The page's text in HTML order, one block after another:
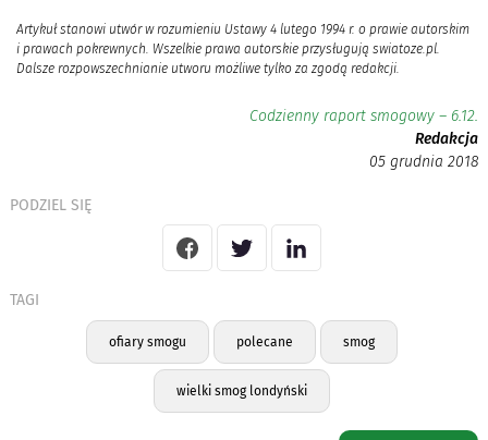
Artykuł stanowi utwór w rozumieniu Ustawy 4 lutego 1994 r. o prawie autorskim
i prawach pokrewnych. Wszelkie prawa autorskie przysługują swiatoze.pl.
Dalsze rozpowszechnianie utworu możliwe tylko za zgodą redakcji.
Codzienny raport smogowy – 6.12.
Redakcja
05 grudnia 2018
PODZIEL SIĘ
TAGI
ofiary smogu polecane smog
wielki smog londyński